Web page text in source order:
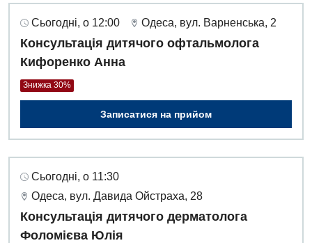
Сьогодні, о 12:00 Одеса, вул. Варненська, 2
Консультація дитячого офтальмолога
Кифоренко Анна
Знижка 30%
Записатися на прийом
Сьогодні, о 11:30
Одеса, вул. Давида Ойстраха, 28
Консультація дитячого дерматолога
Фоломієва Юлія